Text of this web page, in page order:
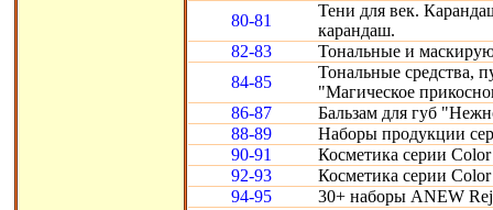
80-81
Тени для век.
карандаш.
82-83
Тональные и
84-85
Тональные средства,
"Магическое
86-87
Бальзам для губ
88-89
Наборы продукции
90-91
Косметика серии
92-93
Косметика серии
94-95
30+ наборы ANEW